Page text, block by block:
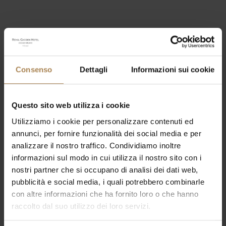
Consenso Dettagli Informazioni sui cookie
Questo sito web utilizza i cookie
Utilizziamo i cookie per personalizzare contenuti ed
annunci, per fornire funzionalità dei social media e per
analizzare il nostro traffico. Condividiamo inoltre
informazioni sul modo in cui utilizza il nostro sito con i
nostri partner che si occupano di analisi dei dati web,
pubblicità e social media, i quali potrebbero combinarle
con altre informazioni che ha fornito loro o che hanno
raccolto dal suo utilizzo dei loro servizi.
Nothing Found
searching can help.